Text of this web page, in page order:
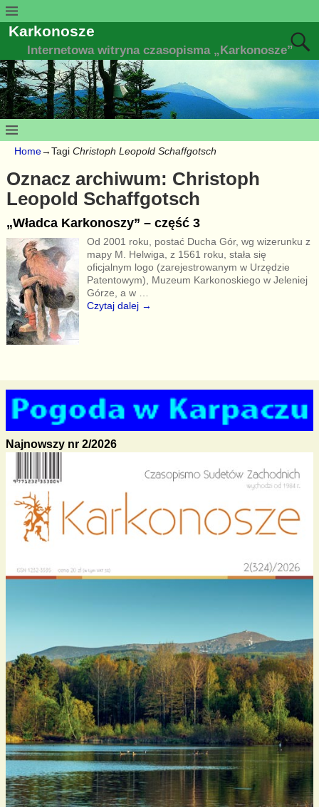
Karkonosze
Internetowa witryna czasopisma „Karkonosze”
Home→Tagi Christoph Leopold Schaffgotsch
Oznacz archiwum: Christoph
Leopold Schaffgotsch
„Władca Karkonoszy” – część 3
Od 2001 roku, postać Ducha Gór, wg wizerunku z
mapy M. Helwiga, z 1561 roku, stała się
oficjalnym logo (zarejestrowanym w Urzędzie
Patentowym), Muzeum Karkonoskiego w Jeleniej
Górze, a w
Czytaj dalej →
Najnowszy nr 2/2026